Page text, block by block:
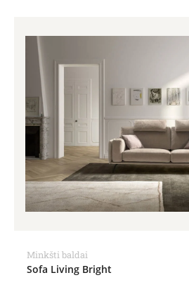
Minkšti baldai
Sofa Living Bright